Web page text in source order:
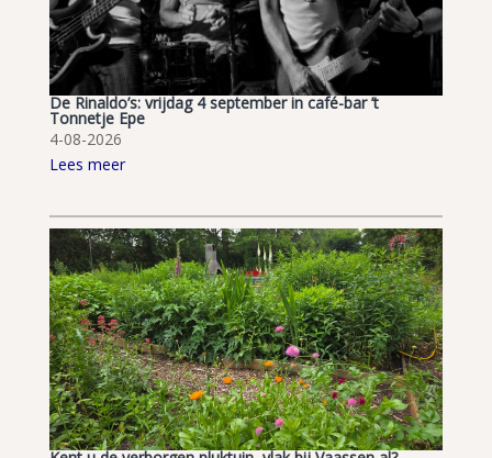
De Rinaldo’s: vrijdag 4 september in café-bar ’t
Tonnetje Epe
4-08-2026
Lees meer